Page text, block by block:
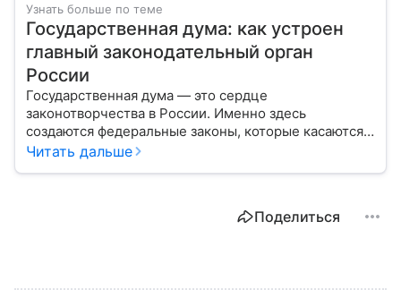
Узнать больше по теме
Государственная дума: как устроен
главный законодательный орган
России
Государственная дума — это сердце
законотворчества в России. Именно здесь
создаются федеральные законы, которые касаются
жизни каждого гражданина: от образования и
Читать дальше
Поделиться